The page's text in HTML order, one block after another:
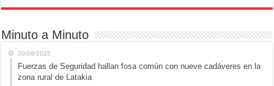
Minuto a Minuto
20/08/2025
Fuerzas de Seguridad hallan fosa común con nueve cadáveres en la
zona rural de Latakia